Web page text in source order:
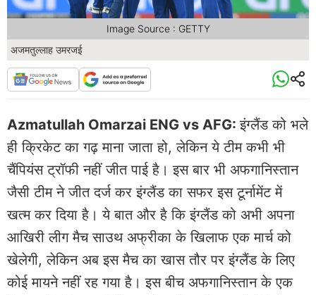
अजमतुल्लाह उमरजई
Image Source : GETTY
Azmatullah Omarzai ENG vs AFG:इंग्लैंड को भले
ही क्रिकेट का गढ़ माना जाता हो, लेकिन ये टीम कभी भी
चैंपियंस ट्रॉफी नहीं जीत पाई है। इस बार भी अफगानिस्तान
जैसी टीम ने जीत दर्ज कर इंग्लैंड का सफर इस टूर्नामेंट में
खत्म कर दिया है। ये बात और है कि इंग्लैंड को अभी अपना
आखिरी लीग मैच साउथ अफ्रीका के खिलाफ एक मार्च को
खेलेगी, लेकिन अब इस मैच का खास तौर पर इंग्लैंड के लिए
कोई मायने नहीं रह गया है। इस बीच अफगानिस्तान के एक